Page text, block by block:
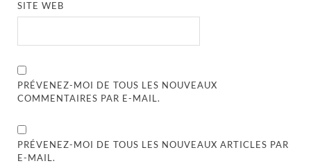
SITE WEB
PRÉVENEZ-MOI DE TOUS LES NOUVEAUX
COMMENTAIRES PAR E-MAIL.
PRÉVENEZ-MOI DE TOUS LES NOUVEAUX ARTICLES PAR
E-MAIL.